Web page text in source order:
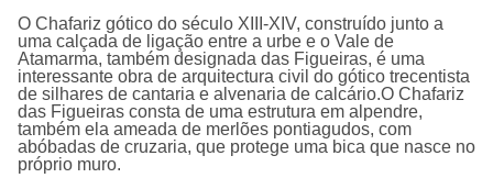
O Chafariz gótico do século XIII-XIV, construído junto a
uma calçada de ligação entre a urbe e o Vale de
Atamarma, também designada das Figueiras, é uma
interessante obra de arquitectura civil do gótico trecentista
de silhares de cantaria e alvenaria de calcário.O Chafariz
das Figueiras consta de uma estrutura em alpendre,
também ela ameada de merlões pontiagudos, com
abóbadas de cruzaria, que protege uma bica que nasce no
próprio muro.